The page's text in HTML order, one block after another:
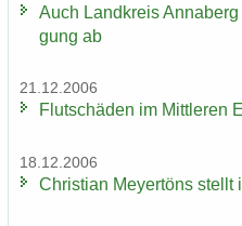
Auch Land­kreis
gung ab
21.12.2006
Flut­schä­den im Mitt­le­ren
18.12.2006
Chris­ti­an Mey­er­töns stellt